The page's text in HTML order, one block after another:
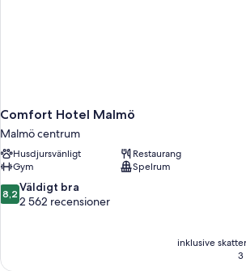
Comfort Hotel Malmö
Malmö centrum
Husdjursvänligt
Restaurang
Gym
Spelrum
8.2
av
2 562 recensioner
8,2 Väldigt bra
2 562 recensioner
inklusive
3